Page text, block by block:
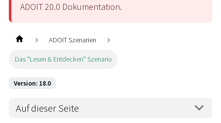
ADOIT20.0 Dokumentation.
ADOIT Szenarien
Das "Lesen & Entdecken" Szenario
Version: 18.0
Auf dieser Seite